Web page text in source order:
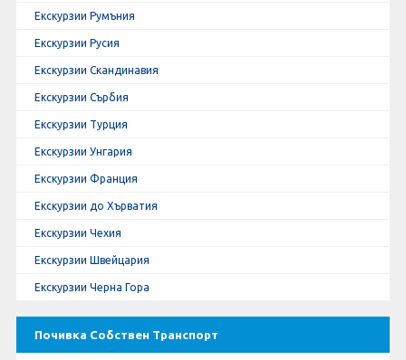
Екскурзии Румъния
Екскурзии Русия
Екскурзии Скандинавия
Екскурзии Сърбия
Екскурзии Турция
Екскурзии Унгария
Екскурзии Франция
Екскурзии до Хърватия
Екскурзии Чехия
Екскурзии Швейцария
Екскурзии Черна Гора
Почивка Собствен Транспорт